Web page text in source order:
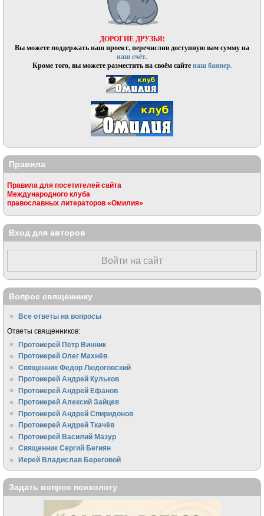
ДОРОГИЕ ДРУЗЬЯ!
Вы можете поддержать наш проект, перечислив доступную вам сумму на
наш счёт.
Кроме того, вы можете разместить на своём сайтенаш баннер.
Правила
Правила для посетителей сайта
Международного клуба
православных литераторов «Омилия»
Вход для авторов
Войти на сайт
Вопрос священнику
Все ответы на вопросы
Ответы священников:
Протоиерей Пётр Винник
Протоиерей Олег Махнёв
Священник Федор Людоговский
Протоиерей Андрей Кульков
Протоиерей Андрей Ефанов
Протоиерей Алексий Зайцев
Протоиерей Андрей Спиридонов
Протоиерей Андрей Ткачёв
Протоиерей Василий Мазур
Священник Сергий Бегиян
Иерей Владислав Береговой
Задать вопрос психологу